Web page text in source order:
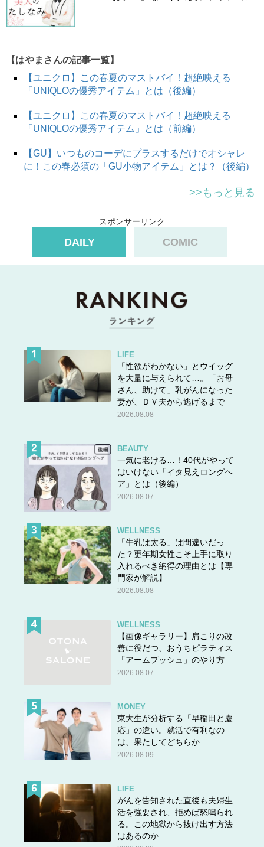
は大量生産なので致し方無いですが…。個人的見解です
が、キレイ色といった明るい色や薄い色は縫い目の粗さが
その2：「フリルネック」＋「レース」アイテムは
ースのアイテムですが、アラフォーには危険。見ての通り
「可愛すぎるし若すぎる」からです。イラスト左側のよう
に袖のパフスリーブが二の腕を強調し、流行のくすみ色や
ベージュ色は顔がぼやけで見えます。それじゃあ黒ならい
いんじゃない？って思いますが、黒や白といったモノトー
ンはロリータっぽく見えてしまうのは私だけでしょう
ば、イラスト右側のようにネックはフリルなしのシアート
ップスにジャケットで合わせてみてはいかがでしょうか？
その3：NG!シャツとドッキングしてあるプルオー
バー
ダブルフェイスヘムコンビネーションプルオーバーとダブ
ルフェイススリーブコンビネーションプルオーバー。シャ
ドコーデができますが、シャツ部分の取り外しができない
為プルオーバーを着回しすることができません。そして何
より、いろんなボトムスとの組み合わせが少なく感じま
す。思いつくだけでスキニーやテーパードパンツだけ。こ
【はやまさんの記事一覧】
【ユニクロ】この春夏のマストバイ！超絶映える
「UNIQLOの優秀アイテム」とは（後編）
【ユニクロ】この春夏のマストバイ！超絶映える
「UNIQLOの優秀アイテム」とは（前編）
【GU】いつものコーデにプラスするだけでオシャレ
に！この春必須の「GU小物アイテム」とは？（後編）
>>もっと見る
スポンサーリンク
DAILY COMIC
LIFE
「性欲がわかない」とウイッグ
を大量に与えられて…。「お母
さん、助けて」乳がんになった
妻が、ＤＶ夫から逃げるまで
2026.08.08
BEAUTY
一気に老ける…！40代がやって
はいけない「イタ見えロングヘ
ア」とは（後編）
2026.08.07
WELLNESS
「牛乳は太る」は間違いだっ
た？更年期女性こそ上手に取り
入れるべき納得の理由とは【専
門家が解説】
2026.08.08
WELLNESS
【画像ギャラリー】肩こりの改
善に役だつ、おうちピラティス
「アームプッシュ」のやり方
2026.08.07
MONEY
東大生が分析する「早稲田と慶
応」の違い。就活で有利なの
は、果たしてどちらか
2026.08.09
LIFE
がんを告知された直後も夫婦生
活を強要され、拒めば怒鳴られ
る。この地獄から抜け出す方法
はあるのか